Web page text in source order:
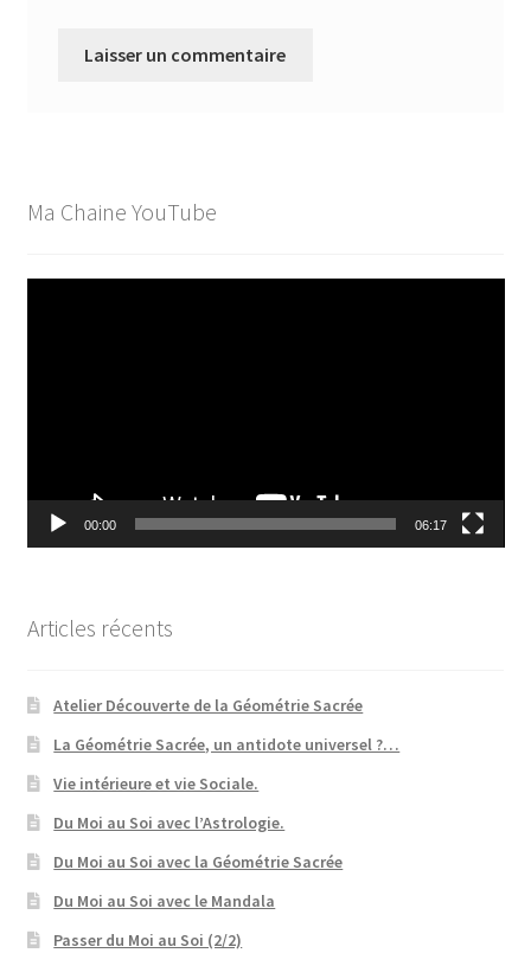
Ma Chaine YouTube
00:00 06:17
Articles récents
Atelier Découverte de la Géométrie Sacrée
La Géométrie Sacrée, un antidote universel ?…
Vie intérieure et vie Sociale.
Du Moi au Soi avec l’Astrologie.
Du Moi au Soi avec la Géométrie Sacrée
Du Moi au Soi avec le Mandala
Passer du Moi au Soi (2/2)